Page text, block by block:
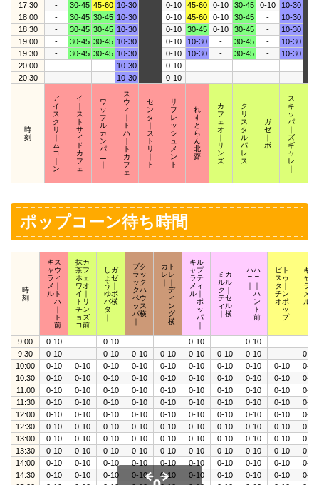
17:30
- 30-45 45-60 10-30 0-10 45-60 0-10 30-45 0-10
10-30
18:00
- 30-45 30-45 10-30 0-10 45-60 0-10 30-45 -
10-30
18:30
- 30-45 30-45 10-30 0-10 30-45 0-10 30-45 -
10-30
19:00
- 30-45 30-45 10-30 0-10 10-30 - 30-45 -
10-30
19:30
- 30-45 30-45 10-30 0-10 10-30 - 30-45 -
10-30
20:00
- - - 10-30 0-10 - - - -
-
20:30
- - - 10-30 0-10 - - - - -
時
刻
ア
イ
ス
ク
リ
ム
コ
ン
イ
ス
ト
サ
イ
ド
カ
フ
ェ
ワ
ッ
フ
ル
カ
ン
パ
ニ
ス
ウ
ィ
ト
ハ
ト
カ
フ
ェ
セ
ン
タ
ス
ト
リ
ト
リ
フ
レ
ッ
シ
ュ
メ
ン
ト
れ
す
と
ら
ん
北
齋
カ
フ
ェ
オ
リ
ン
ズ
ク
リ
ス
タ
ル
パ
レ
ス
ガ
ゼ
ボ
ス
キ
ッ
パ
ズ
ギ
ャ
レ
ポップコーン待ち時間
時
刻
キス
ャウ
ラィ
メ｜
ルト
ハ
｜
ト
前
抹カ
茶フ
ホェ
ワオ
イ｜
トリ
チン
ョズ
コ前
しガ
ょゼ
う｜
ゆボ
バ横
タ
｜
ブク
ラッ
ック
クハ
ペウ
ッス
パ横
｜
カト
レレ
｜｜
デ
ィ
ン
グ
横
キル
ャプ
ラテ
メィ
ル｜
ポ
ッ
パ
｜
ミカ
ルル
ク｜
テセ
ィル
｜横
ハハ
ニニ
｜｜
ハ
ン
ト
前
ピト
スゥ
タ｜
チン
オポ
ッ
プ
キポ
ャッ
ラプ
メア
ルロ
9:00 0-10 - 0-10 - - 0-10 - 0-10 -
9:30
0-10 - 0-10 0-10 0-10 0-10 0-10 0-10 -
0-10
10:00
0-10 0-10 0-10 0-10 0-10 0-10 0-10 0-10 0-10
0-10
10:30
0-10 0-10 0-10 0-10 0-10 0-10 0-10 0-10 0-10
0-10
11:00
0-10 0-10 0-10 0-10 0-10 0-10 0-10 0-10 0-10
0-10
11:30
0-10 0-10 0-10 0-10 0-10 0-10 0-10 0-10 0-10
0-10
12:00
0-10 0-10 0-10 0-10 0-10 0-10 0-10 0-10 0-10
0-10
12:30
0-10 0-10 0-10 0-10 0-10 0-10 0-10 0-10 0-10
0-10
13:00
0-10 0-10 0-10 0-10 0-10 0-10 0-10 0-10 0-10
0-10
13:30
0-10 0-10 0-10 0-10 0-10 0-10 0-10 0-10 0-10
0-10
14:00
0-10 0-10 0-10 0-10 0-10 0-10 0-10 0-10 0-10
0-10
14:30
0-10 0-10 0-10 0-10 0-10 0-10 0-10 0-10 0-10
0-10